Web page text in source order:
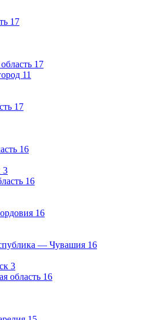
17
17
11
17
16
3
16
16
— Чувашия 16
3
область 16